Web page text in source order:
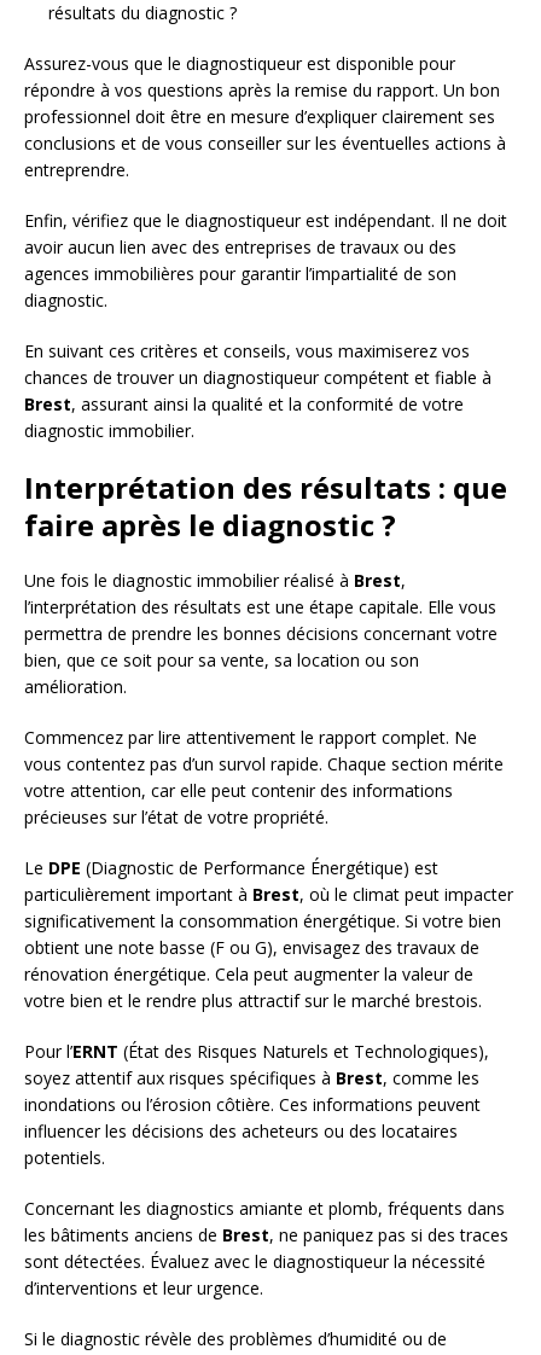
résultats du diagnostic ?
Assurez-vous que le diagnostiqueur est disponible pour
répondre à vos questions après la remise du rapport. Un bon
professionnel doit être en mesure d’expliquer clairement ses
conclusions et de vous conseiller sur les éventuelles actions à
entreprendre.
Enfin, vérifiez que le diagnostiqueur est indépendant. Il ne doit
avoir aucun lien avec des entreprises de travaux ou des
agences immobilières pour garantir l’impartialité de son
diagnostic.
En suivant ces critères et conseils, vous maximiserez vos
chances de trouver un diagnostiqueur compétent et fiable à
Brest, assurant ainsi la qualité et la conformité de votre
diagnostic immobilier.
Interprétation des résultats : que
faire après le diagnostic ?
Une fois le diagnostic immobilier réalisé à Brest,
l’interprétation des résultats est une étape capitale. Elle vous
permettra de prendre les bonnes décisions concernant votre
bien, que ce soit pour sa vente, sa location ou son
amélioration.
Commencez par lire attentivement le rapport complet. Ne
vous contentez pas d’un survol rapide. Chaque section mérite
votre attention, car elle peut contenir des informations
précieuses sur l’état de votre propriété.
Le DPE (Diagnostic de Performance Énergétique) est
particulièrement important à Brest, où le climat peut impacter
significativement la consommation énergétique. Si votre bien
obtient une note basse (F ou G), envisagez des travaux de
rénovation énergétique. Cela peut augmenter la valeur de
votre bien et le rendre plus attractif sur le marché brestois.
Pour l’ERNT (État des Risques Naturels et Technologiques),
soyez attentif aux risques spécifiques à Brest, comme les
inondations ou l’érosion côtière. Ces informations peuvent
influencer les décisions des acheteurs ou des locataires
potentiels.
Concernant les diagnostics amiante et plomb, fréquents dans
les bâtiments anciens de Brest, ne paniquez pas si des traces
sont détectées. Évaluez avec le diagnostiqueur la nécessité
d’interventions et leur urgence.
Si le diagnostic révèle des problèmes d’humidité ou de